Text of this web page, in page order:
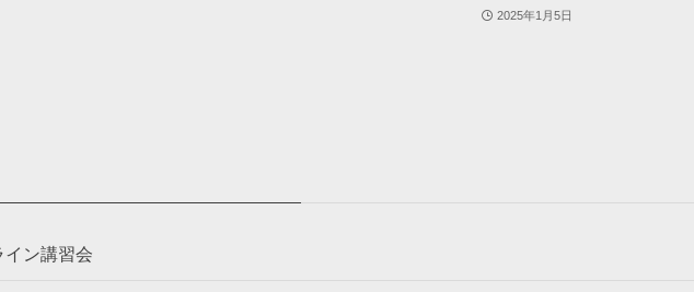
2025年1月5日
ン講習会